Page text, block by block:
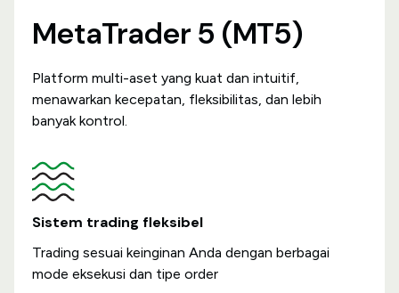
MetaTrader 5 (MT5)
Platform multi-aset yang kuat dan intuitif,
menawarkan kecepatan, fleksibilitas, dan lebih
banyak kontrol.
Sistem trading fleksibel
Trading sesuai keinginan Anda dengan berbagai
mode eksekusi dan tipe order